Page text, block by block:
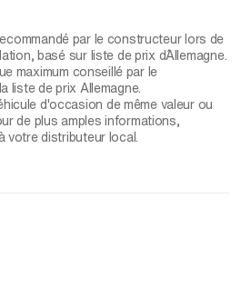
par le constructeur lors de
basé sur liste de prix d´Allemagne.
maximum conseillé par le
liste de prix Allemagne.
d'occasion de même valeur ou
de plus amples informations,
votre distributeur local.